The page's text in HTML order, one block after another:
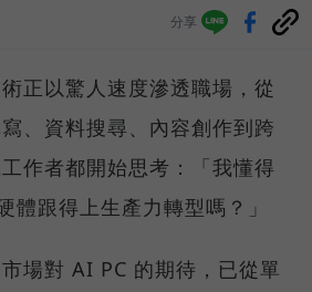
分享
正以驚人速度滲透職場，從
、資料搜尋、內容創作到跨
作者都開始思考：「我懂得
體跟得上生產力轉型嗎？」
場對 AI PC 的期待，已從單